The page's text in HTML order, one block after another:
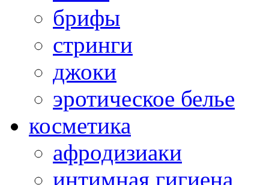
брифы
стринги
джоки
эротическое белье
косметика
афродизиаки
интимная гигиена